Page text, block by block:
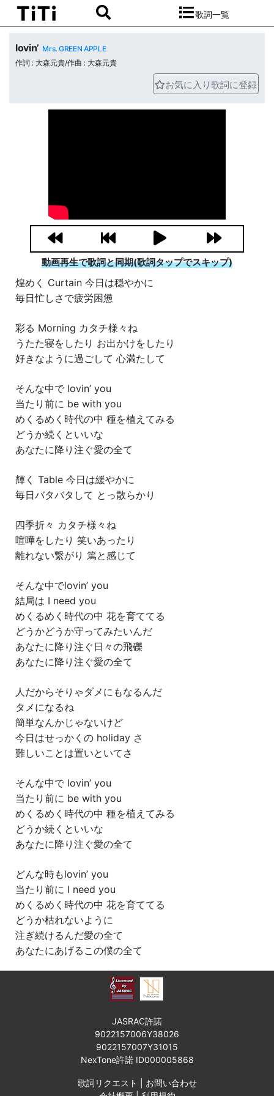
歌詞一覧
lovin’ Mrs. GREEN APPLE
作詞 : 大森元貴/作曲 : 大森元貴
お気に入り歌詞に登録
動画再生で歌詞と同期(歌詞タップでスキップ)
煌めく Curtain 今日は穏やかに
毎日忙しさで疲労困憊
彩る Morning カタチ様々ね
うたた寝をしたり お出かけをしたり
好きなように過ごして 心満たして
そんな中で lovin’ you
当たり前に be with you
めくるめく時代の中 種を植えてみる
どうか続くといいな
あなたに降り注ぐ愛の全て
輝く Table 今日は緩やかに
毎日バタバタして とっ散らかり
四季折々 カタチ様々ね
喧嘩をしたり 笑いあったり
離れない繋がり 篤と感じて
そんな中でlovin’ you
結局は I need you
めくるめく時代の中 花を育ててる
どうかどうか守ってみたいんだ
あなたに降り注ぐ日々の飛礫
あなたに降り注ぐ愛の全て
人だからそりゃダメにもなるんだ
タメになるね
簡単なんかじゃないけど
今日はせっかくの holiday さ
難しいことは置いといてさ
そんな中で lovin’ you
当たり前に be with you
めくるめく時代の中 種を植えてみる
どうか続くといいな
あなたに降り注ぐ愛の全て
どんな時もlovin’ you
当たり前に I need you
めくるめく時代の中 花を育ててる
どうか枯れないように
注ぎ続けるんだ愛の全て
あなたにあげるこの僕の全て
JASRAC許諾
9022157006Y38026
9022157007Y31015
NexTone許諾 ID000005868
歌詞リクエスト
お問い合わせ